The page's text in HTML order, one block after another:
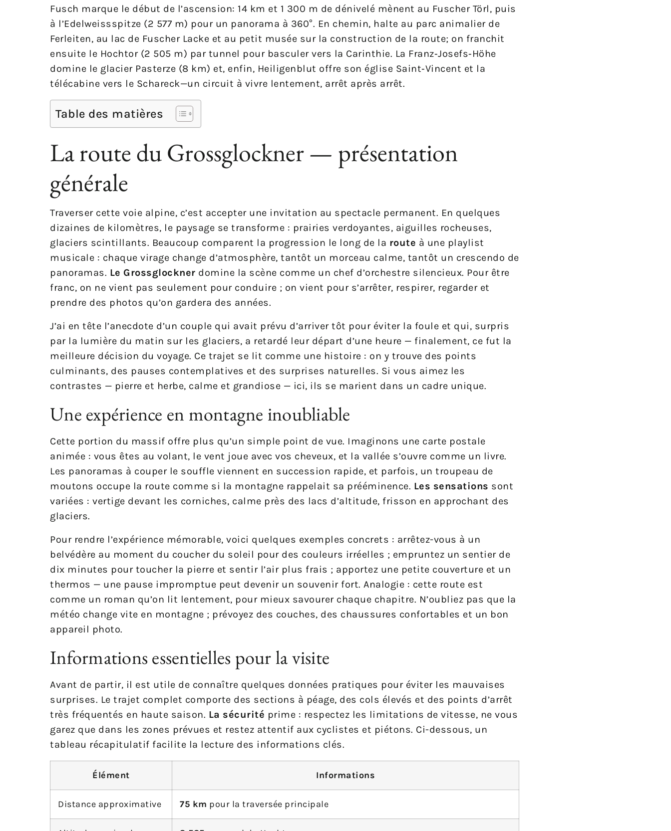
Fusch marque le début de l’ascension: 14 km et 1 300 m de dénivelé mènent au Fuscher Törl, puis
à l’Edelweissspitze (2 577 m) pour un panorama à 360°. En chemin, halte au parc animalier de
Ferleiten, au lac de Fuscher Lacke et au petit musée sur la construction de la route; on franchit
ensuite le Hochtor (2 505 m) par tunnel pour basculer vers la Carinthie. La Franz‑Josefs‑Höhe
domine le glacier Pasterze (8 km) et, enfin, Heiligenblut offre son église Saint‑Vincent et la
télécabine vers le Schareck—un circuit à vivre lentement, arrêt après arrêt.
Table des matières
La route du Grossglockner — présentation
générale
Traverser cette voie alpine, c’est accepter une invitation au spectacle permanent. En quelques
dizaines de kilomètres, le paysage se transforme : prairies verdoyantes, aiguilles rocheuses,
glaciers scintillants. Beaucoup comparent la progression le long de la route à une playlist
musicale : chaque virage change d’atmosphère, tantôt un morceau calme, tantôt un crescendo de
panoramas. Le Grossglockner domine la scène comme un chef d’orchestre silencieux. Pour être
franc, on ne vient pas seulement pour conduire ; on vient pour s’arrêter, respirer, regarder et
prendre des photos qu’on gardera des années.
J’ai en tête l’anecdote d’un couple qui avait prévu d’arriver tôt pour éviter la foule et qui, surpris
par la lumière du matin sur les glaciers, a retardé leur départ d’une heure — finalement, ce fut la
meilleure décision du voyage. Ce trajet se lit comme une histoire : on y trouve des points
culminants, des pauses contemplatives et des surprises naturelles. Si vous aimez les
contrastes — pierre et herbe, calme et grandiose — ici, ils se marient dans un cadre unique.
Une expérience en montagne inoubliable
Cette portion du massif offre plus qu’un simple point de vue. Imaginons une carte postale
animée : vous êtes au volant, le vent joue avec vos cheveux, et la vallée s’ouvre comme un livre.
Les panoramas à couper le souffle viennent en succession rapide, et parfois, un troupeau de
moutons occupe la route comme si la montagne rappelait sa prééminence. Les sensations sont
variées : vertige devant les corniches, calme près des lacs d’altitude, frisson en approchant des
glaciers.
Pour rendre l’expérience mémorable, voici quelques exemples concrets : arrêtez-vous à un
belvédère au moment du coucher du soleil pour des couleurs irréelles ; empruntez un sentier de
dix minutes pour toucher la pierre et sentir l’air plus frais ; apportez une petite couverture et un
thermos — une pause impromptue peut devenir un souvenir fort. Analogie : cette route est
comme un roman qu’on lit lentement, pour mieux savourer chaque chapitre. N’oubliez pas que la
météo change vite en montagne ; prévoyez des couches, des chaussures confortables et un bon
appareil photo.
Informations essentielles pour la visite
Avant de partir, il est utile de connaître quelques données pratiques pour éviter les mauvaises
surprises. Le trajet complet comporte des sections à péage, des cols élevés et des points d’arrêt
très fréquentés en haute saison. La sécurité prime : respectez les limitations de vitesse, ne vous
garez que dans les zones prévues et restez attentif aux cyclistes et piétons. Ci-dessous, un
tableau récapitulatif facilite la lecture des informations clés.
Élément Informations
Distance approximative 75 km pour la traversée principale